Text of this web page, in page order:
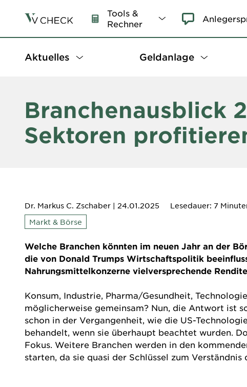
Tools &
Rechner
Aktuelles Geldanlage
Branchenausblick
Sektoren
Dr. Markus C. Zschaber | 24.01.2025
Lesedauer: 7
Markt & Börse
Welche Branchen könnten im neuen Jahr an der
die von Donald Trumps Wirtschaftspolitik
Nahrungsmittelkonzerne vielversprechende
Konsum, Industrie, Pharma/Gesundheit,
möglicherweise gemeinsam? Nun, die Antwort ist
schon in der Vergangenheit, wie die US-
behandelt, wenn sie überhaupt beachtet wurden.
Fokus. Weitere Branchen werden in den
starten, da sie quasi der Schlüssel zum